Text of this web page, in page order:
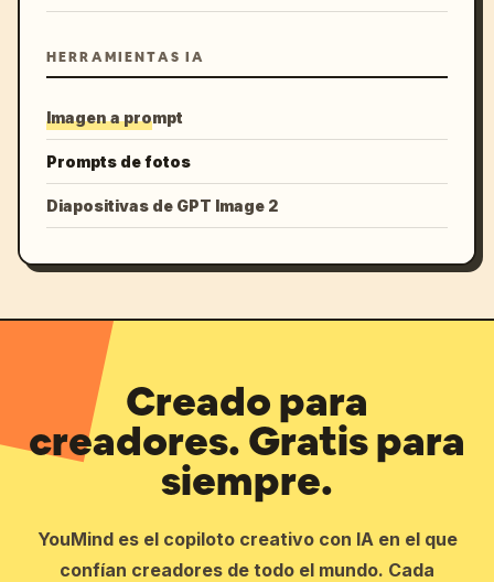
HERRAMIENTAS IA
Imagen a prompt
Prompts de fotos
Diapositivas de GPT Image 2
Creado para
creadores. Gratis para
siempre.
YouMind es el copiloto creativo con IA en el que
confían creadores de todo el mundo. Cada